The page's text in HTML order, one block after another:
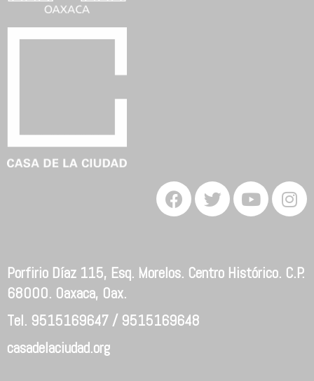
Porfirio Díaz 115, Esq. Morelos. Centro Histórico. C.P.
68000. Oaxaca, Oax.
Tel. 9515169647 / 9515169648
casadelaciudad.org